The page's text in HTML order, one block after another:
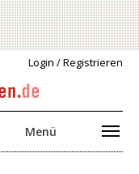
Login / Registrieren
Menü